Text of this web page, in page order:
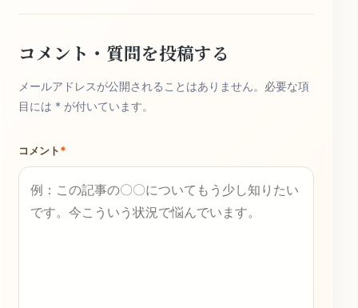
コメント・質問を投稿する
メールアドレスが公開されることはありません。必要な項
目には * が付いています。
コメント*